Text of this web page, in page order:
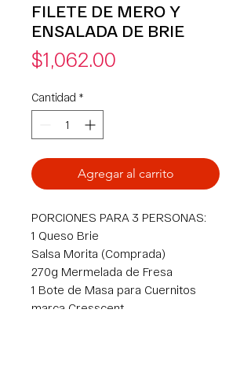
FILETE DE MERO Y
ENSALADA DE BRIE
$1,062.00
Cantidad *
Agregar al carrito
PORCIONES PARA 3 PERSONAS:
1 Queso Brie
Salsa Morita (Comprada)
270g Mermelada de Fresa
1 Bote de Masa para Cuernitos
marca Cresscent